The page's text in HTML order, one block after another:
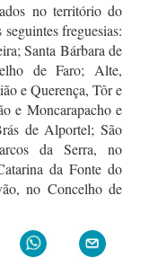
no território do
freguesias:
Santa Bárbara de
de Faro; Alte,
e Querença, Tôr e
e Moncarapacho e
de Alportel; São
da Serra, no
da Fonte do
no Concelho de